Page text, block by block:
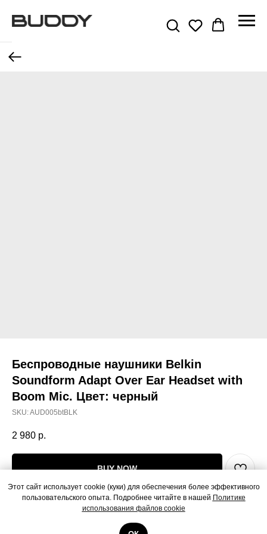
Этот сайт использует cookie (куки) для обеспечения более эффективного
пользовательского опыта. Подробнее читайте в нашей Политике
использования файлов cookie
More products
Беспроводные наушники Belkin
Soundform Adapt Over Ear Headset with
Boom Mic. Цвет: черный
SKU:AUD005btBLK
2 980 р.
BUY NOW
Беспроводные наушники Belkin Soundform Adapt Over Ear Headset with